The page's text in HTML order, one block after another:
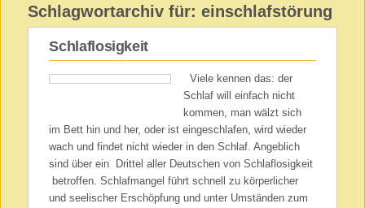
Schlagwortarchiv für:einschlafstörung
Schlaflosigkeit
Viele kennen das: der
Schlaf will einfach nicht
kommen, man wälzt sich
im Bett hin und her, oder ist eingeschlafen, wird wieder
wach und findet nicht wieder in den Schlaf. Angeblich
sind über ein Drittel aller Deutschen von Schlaflosigkeit
betroffen. Schlafmangel führt schnell zu körperlicher
und seelischer Erschöpfung und unter Umständen zum